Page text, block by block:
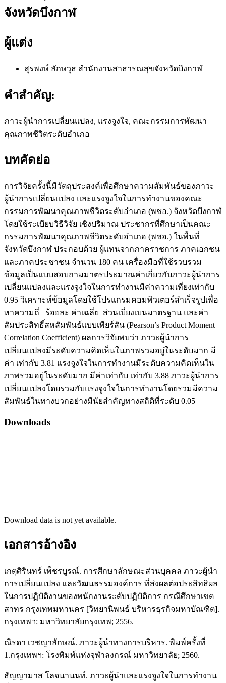
จังหวัดบึงกาฬ
ผู้แต่ง
สุรพงษ์ ลักษวุธ สำนักงานสาธารณสุขจังหวัดบึงกาฬ
คำสำคัญ:
ภาวะผู้นำการเปลี่ยนแปลง, แรงจูงใจ, คณะกรรมการพัฒนา
คุณภาพชีวิตระดับอำเภอ
บทคัดย่อ
การวิจัยครั้งนี้มีวัตถุประสงค์เพื่อศึกษาความสัมพันธ์ของภาวะ
ผู้นำการเปลี่ยนแปลง และแรงจูงใจในการทำงานของคณะ
กรรมการพัฒนาคุณภาพชีวิตระดับอำเภอ (พชอ.) จังหวัดบึงกาฬ
โดยใช้ระเบียบวิธีวิจัย เชิงปริมาณ ประชากรที่ศึกษาเป็นคณะ
กรรมการพัฒนาคุณภาพชีวิตระดับอำเภอ (พชอ.) ในพื้นที่
จังหวัดบึงกาฬ ประกอบด้วย ผู้แทนจากภาคราชการ ภาคเอกชน
และภาคประชาชน จำนวน 180 คน เครื่องมือที่ใช้รวบรวม
ข้อมูลเป็นแบบสอบถามมาตรประมาณค่าเกี่ยวกับภาวะผู้นำการ
เปลี่ยนแปลงและแรงจูงใจในการทำงานมีค่าความเที่ยงเท่ากับ
0.95 วิเคราะห์ข้อมูลโดยใช้โปรแกรมคอมพิวเตอร์สำเร็จรูปเพื่อ
หาความถี่ ร้อยละ ค่าเฉลี่ย ส่วนเบี่ยงเบนมาตรฐาน และค่า
สัมประสิทธิ์สหสัมพันธ์แบบเพียร์สัน (Pearson’s Product Moment
Correlation Coefficient) ผลการวิจัยพบว่า ภาวะผู้นำการ
เปลี่ยนแปลงมีระดับความคิดเห็นในภาพรวมอยู่ในระดับมาก มี
ค่า เท่ากับ 3.81 แรงจูงใจในการทำงานมีระดับความคิดเห็นใน
ภาพรวมอยู่ในระดับมาก มีค่าเท่ากับ เท่ากับ 3.88 ภาวะผู้นำการ
เปลี่ยนแปลงโดยรวมกับแรงจูงใจในการทำงานโดยรวมมีความ
สัมพันธ์ในทางบวกอย่างมีนัยสำคัญทางสถิติที่ระดับ 0.05
Downloads
Download data is not yet available.
เอกสารอ้างอิง
เกตุศิรินทร์ เพ็ชรบูรณ์. การศึกษาลักษณะส่วนบุคคล ภาวะผู้นำ
การเปลี่ยนแปลง และวัฒนธรรมองค์การ ที่ส่งผลต่อประสิทธิผล
ในการปฏิบัติงานของพนักงานระดับปฏิบัติการ กรณีศึกษาเขต
สาทร กรุงเทพมหานคร [วิทยานิพนธ์ บริหารธุรกิจมหาบัณฑิต].
กรุงเทพฯ: มหาวิทยาลัยกรุงเทพ; 2556.
ณิรดา เวชญาลักษณ์. ภาวะผู้นำทางการบริหาร. พิมพ์ครั้งที่
1.กรุงเทพฯ: โรงพิมพ์แห่งจุฬาลงกรณ์ มหาวิทยาลัย; 2560.
ธัญญามาส โลจนานนท์. ภาวะผู้นำและแรงจูงใจในการทำงาน